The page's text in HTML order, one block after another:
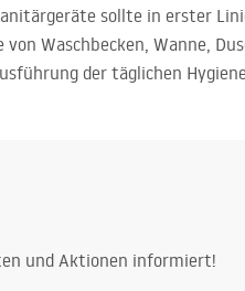
sollte in erster
Waschbecken, Wanne,
der täglichen
und Aktionen informiert!